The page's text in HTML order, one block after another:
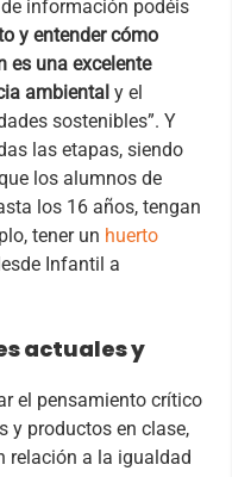
información podéis
y entender cómo
es una excelente
ambiental y el
sostenibles”. Y
las etapas, siendo
los alumnos de
los 16 años, tengan
tener un huerto
Infantil a
actuales y
el pensamiento crítico
y productos en clase,
relación a la igualdad